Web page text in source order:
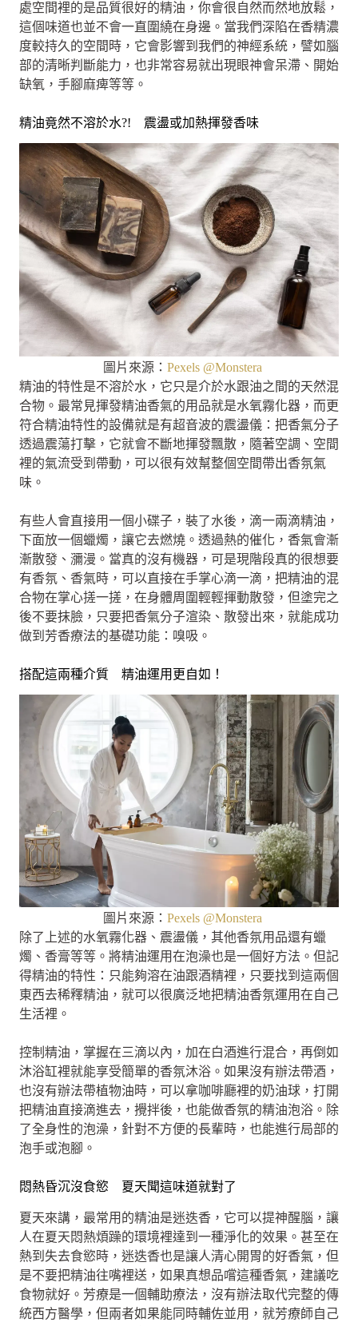
處空間裡的是品質很好的精油，你會很自然而然地放鬆，
這個味道也並不會一直圍繞在身邊。當我們深陷在香精濃
度較持久的空間時，它會影響到我們的神經系統，譬如腦
部的清晰判斷能力，也非常容易就出現眼神會呆滯、開始
缺氧，手腳麻痺等等。
精油竟然不溶於水?! 震盪或加熱揮發香味
圖片來源： Pexels @Monstera
精油的特性是不溶於水，它只是介於水跟油之間的天然混
合物。最常見揮發精油香氣的用品就是水氧霧化器，而更
符合精油特性的設備就是有超音波的震盪儀：把香氣分子
透過震蕩打擊，它就會不斷地揮發飄散，隨著空調、空間
裡的氣流受到帶動，可以很有效幫整個空間帶出香氛氣
味。
有些人會直接用一個小碟子，裝了水後，滴一兩滴精油，
下面放一個蠟燭，讓它去燃燒。透過熱的催化，香氣會漸
漸散發、瀰漫。當真的沒有機器，可是現階段真的很想要
有香氛、香氣時，可以直接在手掌心滴一滴，把精油的混
合物在掌心搓一搓，在身體周圍輕輕揮動散發，但塗完之
後不要抹臉，只要把香氣分子渲染、散發出來，就能成功
做到芳香療法的基礎功能：嗅吸。
搭配這兩種介質 精油運用更自如！
圖片來源： Pexels @Monstera
除了上述的水氧霧化器、震盪儀，其他香氛用品還有蠟
燭、香膏等等。將精油運用在泡澡也是一個好方法。但記
得精油的特性：只能夠溶在油跟酒精裡，只要找到這兩個
東西去稀釋精油，就可以很廣泛地把精油香氛運用在自己
生活裡。
控制精油，掌握在三滴以內，加在白酒進行混合，再倒如
沐浴缸裡就能享受簡單的香氛沐浴。如果沒有辦法帶酒，
也沒有辦法帶植物油時，可以拿咖啡廳裡的奶油球，打開
把精油直接滴進去，攪拌後，也能做香氛的精油泡浴。除
了全身性的泡澡，針對不方便的長輩時，也能進行局部的
泡手或泡腳。
悶熱昏沉沒食慾 夏天聞這味道就對了
夏天來講，最常用的精油是迷迭香，它可以提神醒腦，讓
人在夏天悶熱煩躁的環境裡達到一種淨化的效果。甚至在
熱到失去食慾時，迷迭香也是讓人清心開胃的好香氣，但
是不要把精油往嘴裡送，如果真想品嚐這種香氣，建議吃
食物就好。芳療是一個輔助療法，沒有辦法取代完整的傳
統西方醫學，但兩者如果能同時輔佐並用，就芳療師自己